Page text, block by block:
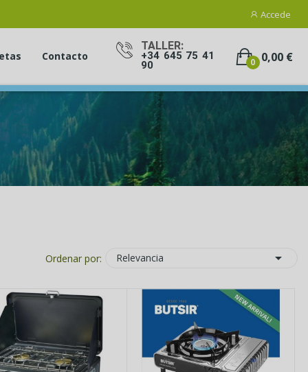
Accede
Contacto
TALLER:
+34 645 75 41
90
0,00 €
0
Ordenar por: Relevancia 